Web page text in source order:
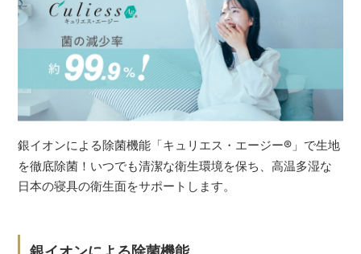
銀イオンによる除菌機能「キュリエス・エージー® 」で生地
を徹底除菌！いつでも清潔な衛生環境を保ち、高温多湿な
日本の寝具の衛生面をサポートします。